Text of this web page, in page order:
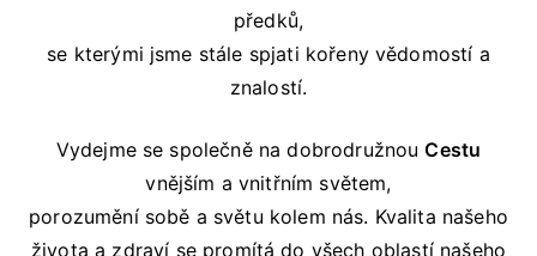
předků,
se kterými jsme stále spjati kořeny vědomostí a
znalostí.
Vydejme se společně na dobrodružnouCestu
vnějším a vnitřním světem,
porozumění sobě a světu kolem nás. Kvalita našeho
života a zdraví se promítá do všech oblastí našeho